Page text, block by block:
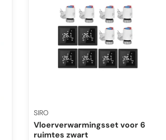
SIRO
Vloerverwarmingsset voor 6
ruimtes zwart